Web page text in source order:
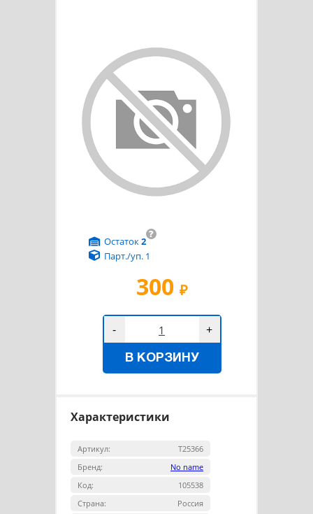
300 ₽
?
Остаток2
Парт./уп. 1
- +
В КОРЗИНУ
Характеристики
Артикул:
Т25366
Бренд:
No name
Код:
105538
Страна:
Россия